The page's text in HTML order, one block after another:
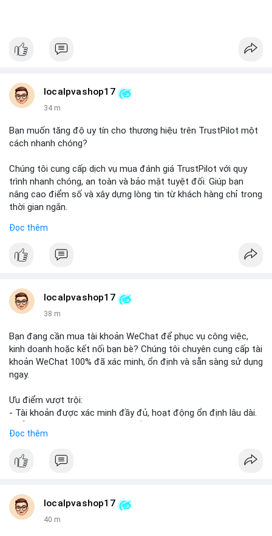
localpvashop17
34 m
Bạn muốn tăng độ uy tín cho thương hiệu trên TrustPilot một
cách nhanh chóng?
Chúng tôi cung cấp dịch vụ mua đánh giá TrustPilot với quy
trình nhanh chóng, an toàn và bảo mật tuyệt đối. Giúp bạn
nâng cao điểm số và xây dựng lòng tin từ khách hàng chỉ trong
thời gian ngắn.
Đặt hàng ngay hôm nay để nhận ưu đãi:
👉 Order tại: localpvashop
👉 Telegram: @localpvashop
👉 Email: localpvashop@gmail.com
Đừng bỏ lỡ cơ hội cải thiện danh tiếng trực tuyến của bạn một
cách hiệu quả!
Đọc thêm
localpvashop17
38 m
Bạn đang cần mua tài khoản WeChat để phục vụ công việc,
kinh doanh hoặc kết nối bạn bè? Chúng tôi chuyên cung cấp tài
khoản WeChat 100% đã xác minh, ổn định và sẵn sàng sử dụng
ngay.
Ưu điểm vượt trội:
- Tài khoản được xác minh đầy đủ, hoạt động ổn định lâu dài.
- Giao dịch an toàn, bảo mật thông tin.
Đặt hàng ngay hôm nay để nhận ưu đãi tốt nhất!
- WhatsApp: +1 (66
215-8938
- Telegram: @localpvashop
Đọc thêm
localpvashop17
40 m